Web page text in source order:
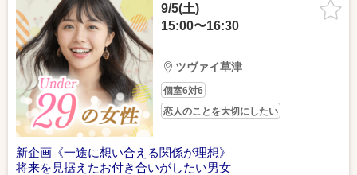
9/5(土)
15:00〜16:30
ツヴァイ草津
個室6対6
恋人のことを大切にしたい
新企画《一途に想い合える関係が理想》
将来を見据えたお付き合いがしたい男女